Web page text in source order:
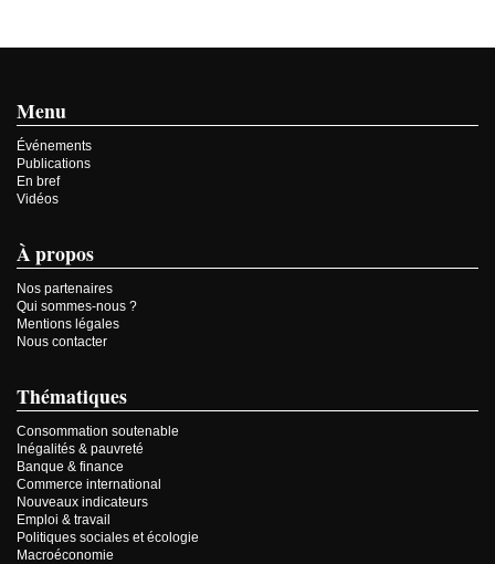
Menu
Événements
Publications
En bref
Vidéos
À propos
Nos partenaires
Qui sommes-nous ?
Mentions légales
Nous contacter
Thématiques
Consommation soutenable
Inégalités & pauvreté
Banque & finance
Commerce international
Nouveaux indicateurs
Emploi & travail
Politiques sociales et écologie
Macroéconomie